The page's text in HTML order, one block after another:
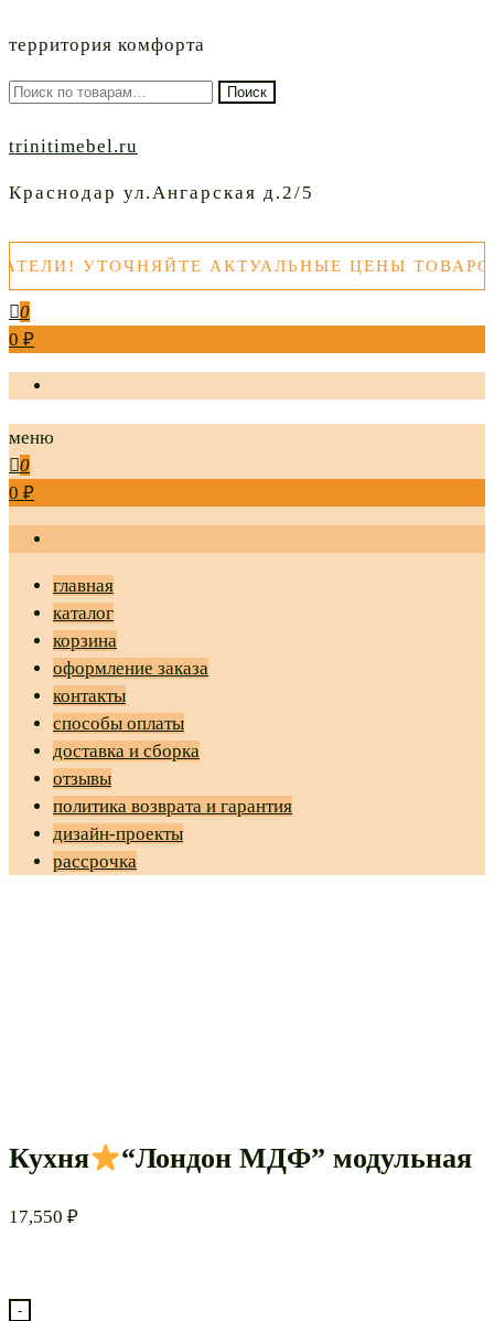
территория комфорта
Искать: Поиск
trinitimebel.ru
Краснодар ул.Ангарская д.2/5
УТОЧНЯЙТЕ АКТУАЛЬНЫЕ ЦЕНЫ ТОВАРОВ
0
0 ₽
меню
0
0 ₽
главная
каталог
корзина
оформление заказа
контакты
способы оплаты
доставка и сборка
отзывы
политика возврата и гарантия
дизайн-проекты
рассрочка
Кухня “Лондон МДФ” модульная
17,550 ₽
-